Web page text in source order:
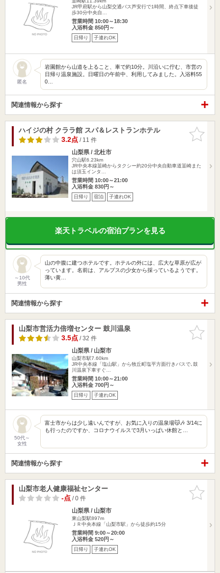
JR甲府駅から山梨交通バス芦安行で1時間、終点下車後徒
歩30分中央自…
営業時間 10:00～18:30
入浴料金 850円～
日帰り 子連れOK
匿名
岩園館から山道を上ること、車で約10分。川沿いに佇む、市営の
日帰り温泉施設。日曜日の午前中、利用してみました。入浴料55
0…
関連情報から探す
お気に入
りに追加
ハイジの村 クララ館 スパ＆レストランホテル
3.2点/ 11 件
山梨県 / 北杜市
穴山駅6.23km
JR中央本線韮崎からタクシー約20分中央自動車道韮崎また
は須玉インタ…
営業時間 10:00～21:00
入浴料金 830円～
日帰り 宿泊 子連れOK
楽天トラベルの宿泊プランを見る
～10代
男性
山の中腹に建つホテルです。ホテルの外には、広大な草原が広が
っています。名前は、アルプスの少女から採っているようです。
薄い黄…
関連情報から探す
お気に入
りに追加
山梨市営活力倍増センター 鼓川温泉
3.5点/ 32 件
山梨県 / 山梨市
山梨市駅7.60km
JR中央本線「塩山駅」から牧丘町塩平方面行きバスで､鼓
川温泉下車すぐ…
営業時間 10:00～21:00
入浴料金 700円～
日帰り 子連れOK
50代～
女性
富士市からは少し遠いんですが、お気に入りの温泉場😽🎶 3/14に
も行ったのですか、コロナウイルスで3月いっぱい休館と…
関連情報から探す
お気に入
りに追加
山梨市老人健康福祉センター
-点/ 0 件
山梨県 / 山梨市
東山梨駅897m
ＪＲ中央本線「山梨市駅」から徒歩約15分
営業時間 9:00～20:00
入浴料金 520円～
日帰り 子連れOK